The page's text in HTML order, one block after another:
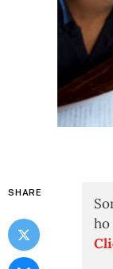
SHARE
ho